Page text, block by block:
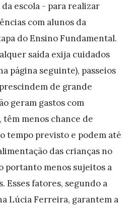
escola - para realizar
com alunos da
do Ensino Fundamental.
saída exija cuidados
página seguinte), passeios
de grande
geram gastos com
menos chance de
tempo previsto e podem até
das crianças no
portanto menos sujeitos a
Esses fatores, segundo a
Lúcia Ferreira, garantem a